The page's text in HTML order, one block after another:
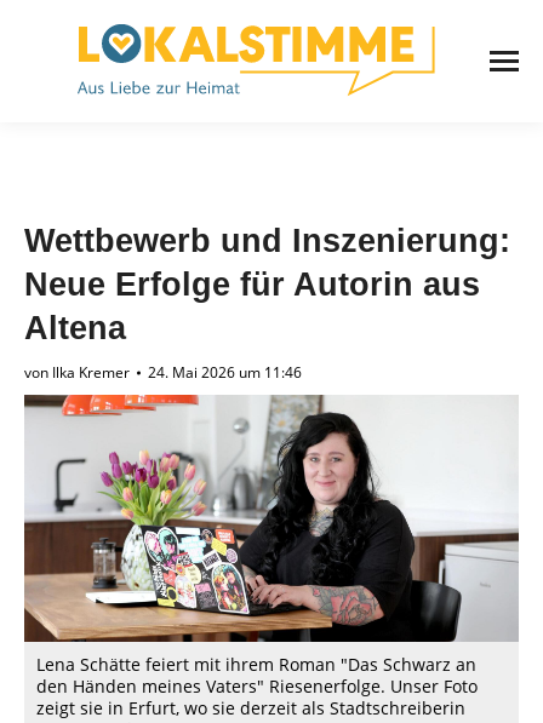
Wettbewerb und Inszenierung:
Neue Erfolge für Autorin aus
Altena
von Ilka Kremer 24. Mai 2026 um 11:46
Lena Schätte feiert mit ihrem Roman "Das Schwarz an
den Händen meines Vaters" Riesenerfolge. Unser Foto
zeigt sie in Erfurt, wo sie derzeit als Stadtschreiberin